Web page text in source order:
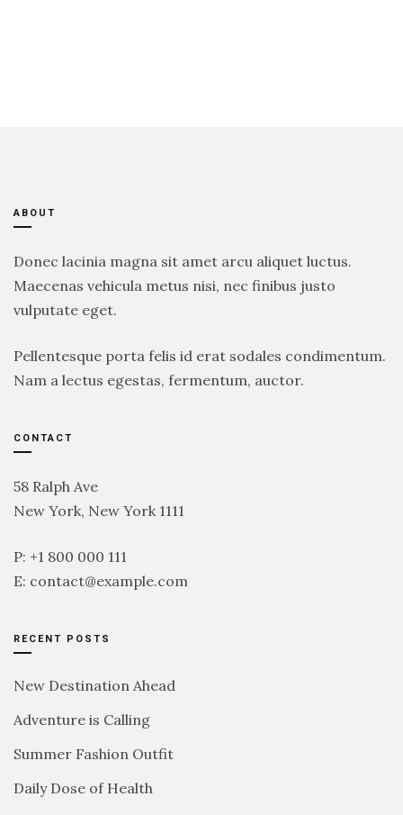
ABOUT
Donec lacinia magna sit amet arcu aliquet luctus.
Maecenas vehicula metus nisi, nec finibus justo
vulputate eget.
Pellentesque porta felis id erat sodales condimentum.
Nam a lectus egestas, fermentum, auctor.
CONTACT
58 Ralph Ave
New York, New York 1111
P: +1 800 000 111
E: contact@example.com
RECENT POSTS
New Destination Ahead
Adventure is Calling
Summer Fashion Outfit
Daily Dose of Health